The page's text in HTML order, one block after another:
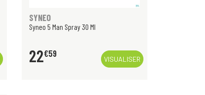
SYNEO
Syneo 5 Man Spray 30 Ml
22€59
VISUALISER